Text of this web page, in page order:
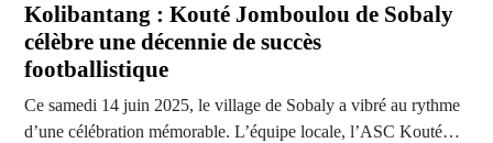
Kolibantang : Kouté Jomboulou de Sobaly
célèbre une décennie de succès
footballistique
Ce samedi 14 juin 2025, le village de Sobaly a vibré au rythme
d’une célébration mémorable. L’équipe locale, l’ASC Kouté…